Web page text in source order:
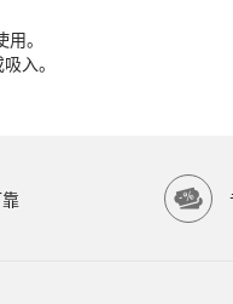
限公司）提供高品质生物科
。
入。